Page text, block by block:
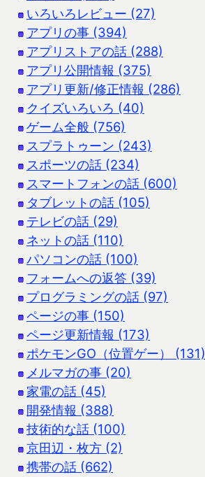
いろいろレビュー (27)
アプリの事 (394)
アプリストアの話 (288)
アプリ公開情報 (375)
アプリ更新/修正情報 (286)
クイズいろいろ (40)
ゲーム全般 (756)
スプラトゥーン (243)
スポーツの話 (234)
スマートフォンの話 (600)
タブレットの話 (105)
テレビの話 (29)
ネットの話 (110)
パソコンの話 (100)
フォームへの返答 (39)
プログラミングの話 (97)
ページの事 (150)
ページ更新情報 (173)
ポケモンGO（位置ゲー） (131)
メルマガの事 (20)
家電の話 (45)
開発情報 (388)
技術的な話 (100)
京田辺・枚方 (2)
携帯の話 (662)